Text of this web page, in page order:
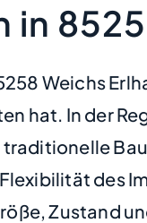
in
Weichs
hat. In der
des
Zustand